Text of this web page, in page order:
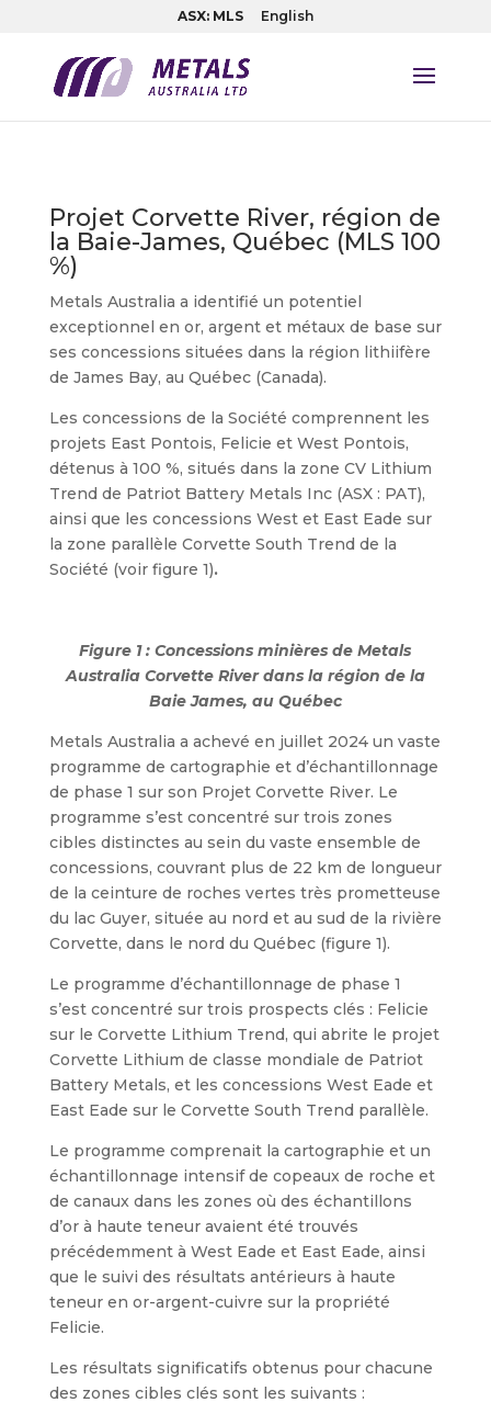
ASX: MLS English
Projet Corvette River, région de
la Baie-James, Québec (MLS 100
%)
Metals Australia a identifié un potentiel
exceptionnel en or, argent et métaux de base sur
ses concessions situées dans la région lithiifère
de James Bay, au Québec (Canada).
Les concessions de la Société comprennent les
projets East Pontois, Felicie et West Pontois,
détenus à 100 %, situés dans la zone CV Lithium
Trend de Patriot Battery Metals Inc (ASX : PAT),
ainsi que les concessions West et East Eade sur
la zone parallèle Corvette South Trend de la
Société (voir figure 1).
Figure 1 : Concessions minières de Metals
Australia Corvette River dans la région de la
Baie James, au Québec
Metals Australia a achevé en juillet 2024 un vaste
programme de cartographie et d’échantillonnage
de phase 1 sur son Projet Corvette River. Le
programme s’est concentré sur trois zones
cibles distinctes au sein du vaste ensemble de
concessions, couvrant plus de 22 km de longueur
de la ceinture de roches vertes très prometteuse
du lac Guyer, située au nord et au sud de la rivière
Corvette, dans le nord du Québec (figure 1).
Le programme d’échantillonnage de phase 1
s’est concentré sur trois prospects clés : Felicie
sur le Corvette Lithium Trend, qui abrite le projet
Corvette Lithium de classe mondiale de Patriot
Battery Metals, et les concessions West Eade et
East Eade sur le Corvette South Trend parallèle.
Le programme comprenait la cartographie et un
échantillonnage intensif de copeaux de roche et
de canaux dans les zones où des échantillons
d’or à haute teneur avaient été trouvés
précédemment à West Eade et East Eade, ainsi
que le suivi des résultats antérieurs à haute
teneur en or-argent-cuivre sur la propriété
Felicie.
Les résultats significatifs obtenus pour chacune
des zones cibles clés sont les suivants :